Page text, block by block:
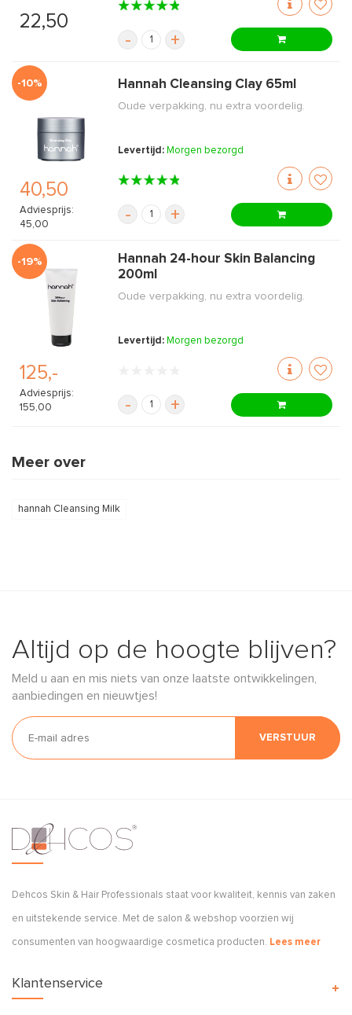
22,50
- +
-10%
40,50
Adviesprijs:
45,00
Hannah Cleansing Clay 65ml
Oude verpakking, nu extra voordelig.
Levertijd: Morgen bezorgd
- +
-19%
125,-
Adviesprijs:
155,00
Hannah 24-hour Skin Balancing
200ml
Oude verpakking, nu extra voordelig.
Levertijd: Morgen bezorgd
- +
Meer over
hannah Cleansing Milk
Altijd op de hoogte blijven?
Meld u aan en mis niets van onze laatste ontwikkelingen,
aanbiedingen en nieuwtjes!
VERSTUUR
Dehcos Skin & Hair Professionals staat voor kwaliteit, kennis van zaken
en uitstekende service. Met de salon & webshop voorzien wij
consumenten van hoogwaardige cosmetica producten. Lees meer
Klantenservice